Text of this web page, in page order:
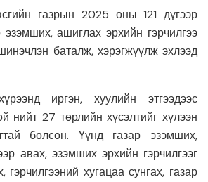
газрын 2025 оны 121 дүгээр
эзэмших, ашиглах эрхийн гэрчилгээ
баталж, хэрэгжүүлж эхлээд
иргэн, хуулийн этгээдээс
нийт 27 төрлийн хүсэлтийг хүлээн
болсон. Үүнд газар эзэмших,
авах, эзэмших эрхийн гэрчилгээг
хугацаа сунгах, газар